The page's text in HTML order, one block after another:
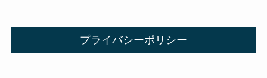
プライバシーポリシー